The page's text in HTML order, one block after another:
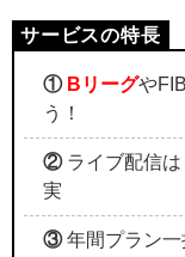
① Bリーグや
う！
②ライブ配信は
実
③年間プラン一